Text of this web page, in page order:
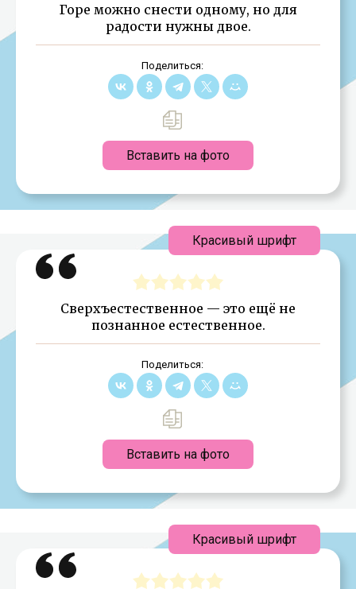
Горе можно снести одному, но для
радости нужны двое.
Поделиться:
Вставить на фото
Сверхъестественное — это ещё не
познанное естественное.
Поделиться:
Вставить на фото
Красивый шрифт
Красивый шрифт